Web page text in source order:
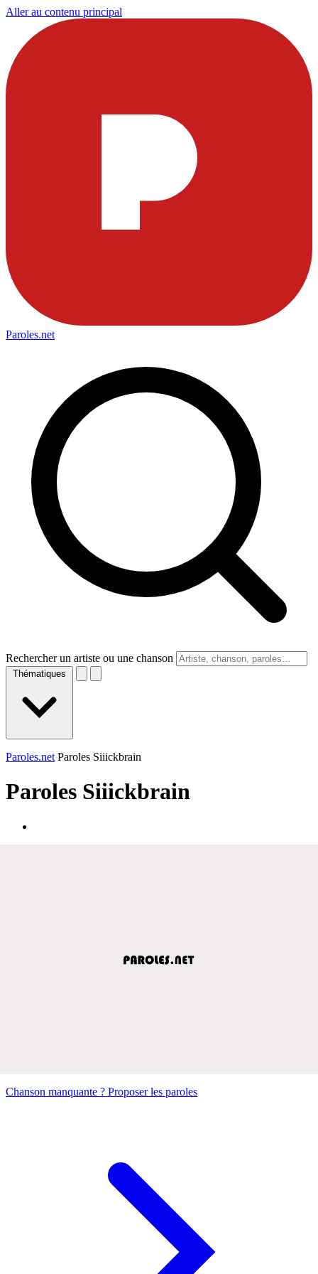
Aller au contenu principal
Paroles.net
Rechercher un artiste ou une chanson
Thématiques
Paroles.net Paroles Siiickbrain
Paroles Siiickbrain
Chanson manquante ? Proposer les paroles